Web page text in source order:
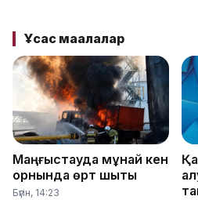
Ұқсас мақалалар
Маңғыстауда мұнай кен
орнында өрт шықты
Бүгін, 14:23